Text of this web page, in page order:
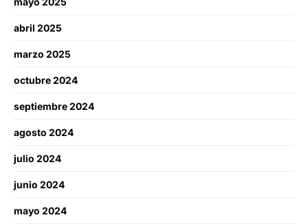
abril 2025
marzo 2025
octubre 2024
septiembre 2024
agosto 2024
julio 2024
junio 2024
mayo 2024